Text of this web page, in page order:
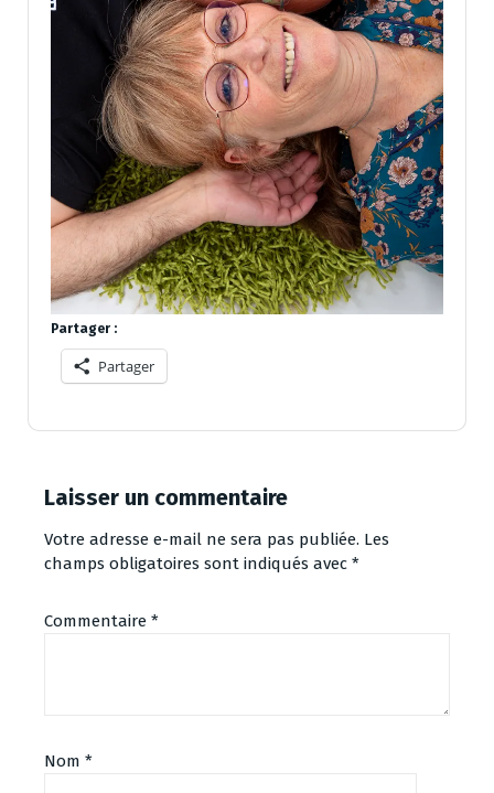
Partager :
Partager
Laisser un commentaire
Votre adresse e-mail ne sera pas publiée. Les
champs obligatoires sont indiqués avec *
Commentaire *
Nom *